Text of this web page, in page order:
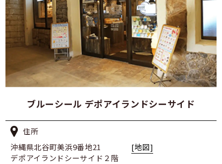
ブルーシール デポアイランドシーサイド
住所
沖縄県北谷町美浜9番地21
デポアイランドシーサイド２階
[地図]